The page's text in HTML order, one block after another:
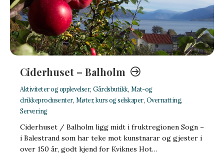
Ciderhuset – Balholm
Aktiviteter og opplevelser, Gårdsbutikk, Mat-og
drikkeprodusenter, Møter, kurs og selskaper, Overnatting,
Servering
Ciderhuset / Balholm ligg midt i fruktregionen Sogn –
i Balestrand som har teke mot kunstnarar og gjester i
over 150 år, godt kjend for Kviknes Hot…